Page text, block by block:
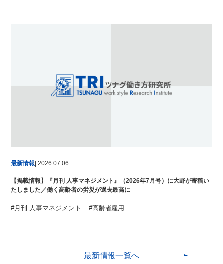
最新情報 | 2026.07.06
【掲載情報】『月刊 人事マネジメント』（2026年7月号）に大野が寄稿い
たしました／働く高齢者の労災が過去最高に
月刊 人事マネジメント 高齢者雇用
最新情報一覧へ